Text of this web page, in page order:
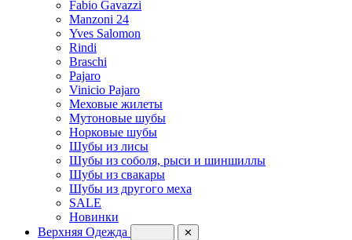
Fabio Gavazzi
Manzoni 24
Yves Salomon
Rindi
Braschi
Pajaro
Vinicio Pajaro
Меховые жилеты
Мутоновые шубы
Норковые шубы
Шубы из лисы
Шубы из соболя, рыси и шиншиллы
Шубы из свакары
Шубы из другого меха
SALE
Новинки
Верхняя Одежда
✕